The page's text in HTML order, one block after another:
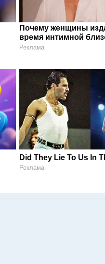
Почему женщины
время интимной
Реклама
Did They Lie To Us In
Реклама